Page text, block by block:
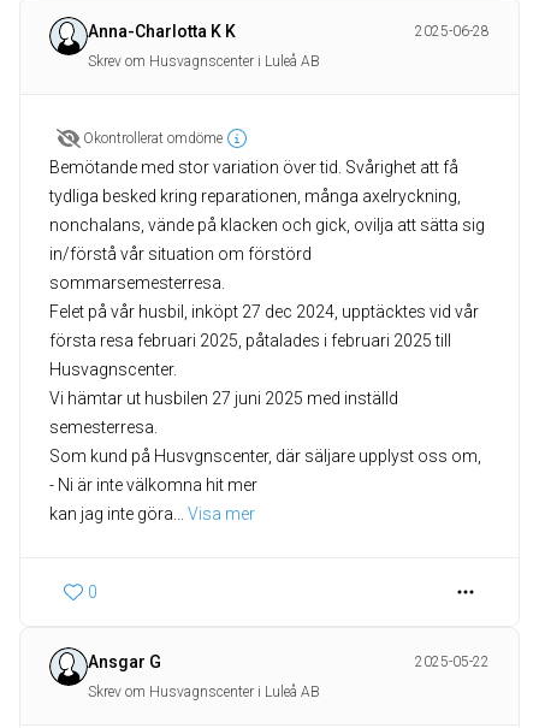
Anna-Charlotta K K
2025-06-28
Skrev om Husvagnscenter i Luleå AB
Okontrollerat omdöme
Bemötande med stor variation över tid. Svårighet att få
tydliga besked kring reparationen, många axelryckning,
nonchalans, vände på klacken och gick, ovilja att sätta sig
in/förstå vår situation om förstörd
sommarsemesterresa.
Felet på vår husbil, inköpt 27 dec 2024, upptäcktes vid vår
första resa februari 2025, påtalades i februari 2025 till
Husvagnscenter.
Vi hämtar ut husbilen 27 juni 2025 med inställd
semesterresa.
Som kund på Husvgnscenter, där säljare upplyst oss om,
- Ni är inte välkomna hit mer
kan jag inte göra
Visa mer
0
Ansgar G
2025-05-22
Skrev om Husvagnscenter i Luleå AB